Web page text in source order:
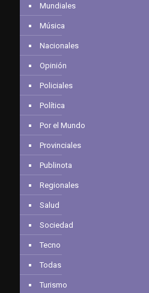
Mundiales
Música
Nacionales
Opinión
Policiales
Política
Por el Mundo
Provinciales
Publinota
Regionales
Salud
Sociedad
Tecno
Todas
Turismo